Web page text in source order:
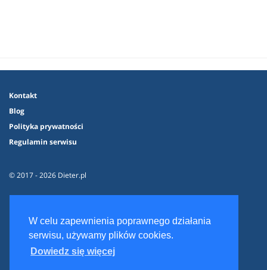
W celu zapewnienia poprawnego działania
serwisu, używamy plików cookies.
Dowiedz się więcej
Kontakt
Blog
Polityka prywatności
Regulamin serwisu
© 2017 - 2026 Dieter.pl